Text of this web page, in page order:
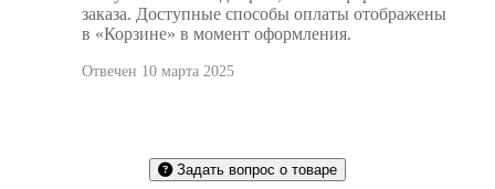
заказа. Доступные способы оплаты отображены
в «Корзине» в момент оформления.
Отвечен 10 марта 2025
Задать вопрос о товаре